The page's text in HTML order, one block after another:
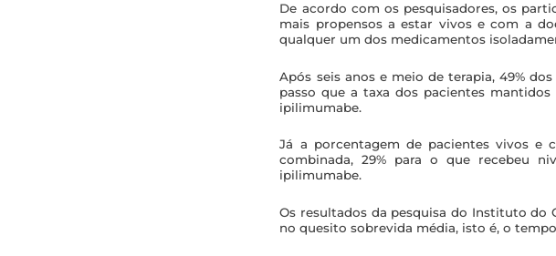
De acordo com os pesquisadores, os
mais propensos a estar vivos e com a
qualquer um dos medicamentos
Após seis anos e meio de terapia, 49%
passo que a taxa dos pacientes
ipilimumabe.
Já a porcentagem de pacientes vivos e
combinada, 29% para o que recebeu
ipilimumabe.
Os resultados da pesquisa do Instituto do
no quesito sobrevida média, isto é, o